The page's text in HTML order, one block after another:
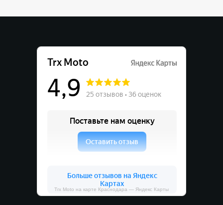
Trx Moto на карте Краснодара — Яндекс Карты